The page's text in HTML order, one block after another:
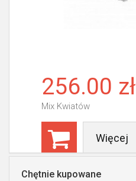
256.00 zł
Mix Kwiatów
Więcej
Chętnie kupowane